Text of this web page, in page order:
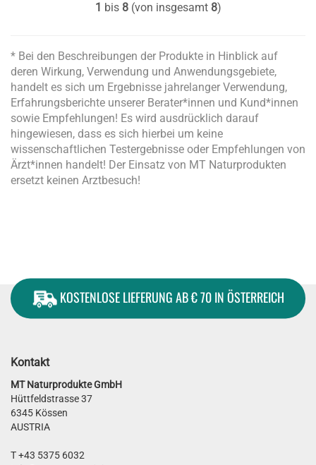
1 bis 8(von insgesamt 8)
* Bei den Beschreibungen der Produkte in Hinblick auf
deren Wirkung, Verwendung und Anwendungsgebiete,
handelt es sich um Ergebnisse jahrelanger Verwendung,
Erfahrungsberichte unserer Berater*innen und Kund*innen
sowie Empfehlungen! Es wird ausdrücklich darauf
hingewiesen, dass es sich hierbei um keine
wissenschaftlichen Testergebnisse oder Empfehlungen von
Ärzt*innen handelt! Der Einsatz von MT Naturprodukten
ersetzt keinen Arztbesuch!
KOSTENLOSE LIEFERUNG AB € 70 IN ÖSTERREICH
Kontakt
MT Naturprodukte GmbH
Hüttfeldstrasse 37
6345 Kössen
AUSTRIA
T +43 5375 6032